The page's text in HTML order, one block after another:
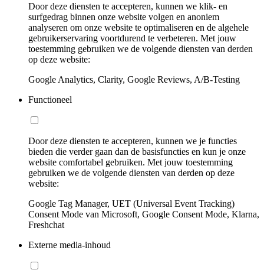
Door deze diensten te accepteren, kunnen we klik- en
surfgedrag binnen onze website volgen en anoniem
analyseren om onze website te optimaliseren en de algehele
gebruikerservaring voortdurend te verbeteren. Met jouw
toestemming gebruiken we de volgende diensten van derden
op deze website:
Google Analytics, Clarity, Google Reviews, A/B-Testing
Functioneel
Door deze diensten te accepteren, kunnen we je functies
bieden die verder gaan dan de basisfuncties en kun je onze
website comfortabel gebruiken. Met jouw toestemming
gebruiken we de volgende diensten van derden op deze
website:
Google Tag Manager, UET (Universal Event Tracking)
Consent Mode van Microsoft, Google Consent Mode, Klarna,
Freshchat
Externe media-inhoud